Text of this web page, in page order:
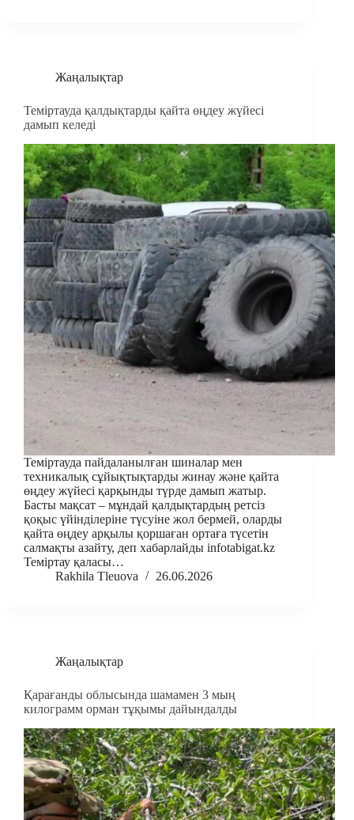
Жаңалықтар
Теміртауда қалдықтарды қайта өңдеу жүйесі
дамып келеді
Теміртауда пайдаланылған шиналар мен
техникалық сұйықтықтарды жинау және қайта
өңдеу жүйесі қарқынды түрде дамып жатыр.
Басты мақсат – мұндай қалдықтардың ретсіз
қоқыс үйінділеріне түсуіне жол бермей, оларды
қайта өңдеу арқылы қоршаған ортаға түсетін
салмақты азайту, деп хабарлайды infotabigat.kz
Теміртау қаласы…
Rakhila Tleuova
26.06.2026
Жаңалықтар
Қарағанды облысында шамамен 3 мың
килограмм орман тұқымы дайындалды